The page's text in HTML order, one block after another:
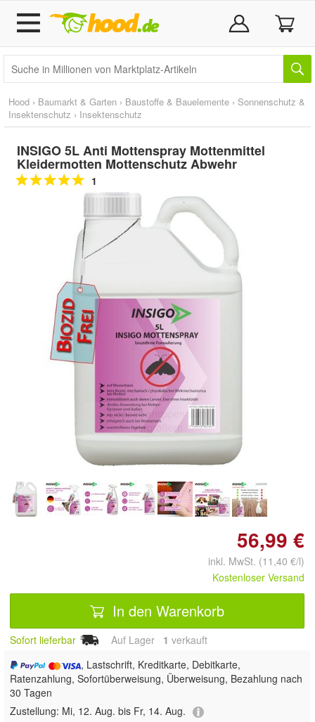
Hood › Baumarkt & Garten › Baustoffe & Bauelemente › Sonnenschutz &
Insektenschutz › Insektenschutz
INSIGO 5L Anti Mottenspray Mottenmittel
Kleidermotten Mottenschutz Abwehr
1
Doppelt antippen zum
vergrößern
56,99 €
inkl. MwSt. (11,40 €/l)
Kostenloser Versand
In den Warenkorb
Sofort lieferbar Auf Lager 1 verkauft
, Lastschrift, Kreditkarte, Debitkarte,
Ratenzahlung, Sofortüberweisung, Überweisung, Bezahlung nach
30 Tagen
Zustellung: Mi, 12. Aug. bis Fr, 14. Aug.